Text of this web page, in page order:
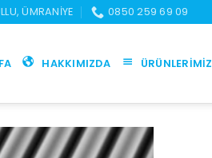
ÜMRANIYE 0850 259 69 09
HAKKIMIZDA ÜRÜNLERIMIZ